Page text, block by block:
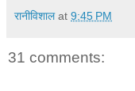
रानीविशाल at 9:45 PM
31 comments: